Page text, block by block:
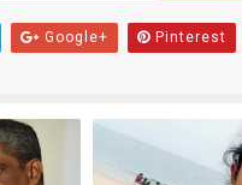
தனிமையில்
Google+ Pinterest